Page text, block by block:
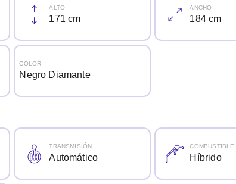
ALTO
171 cm
ANCHO
184 cm
COLOR
Negro Diamante
TRANSMISIÓN
Automático
COMBUSTIBLE
Híbrido